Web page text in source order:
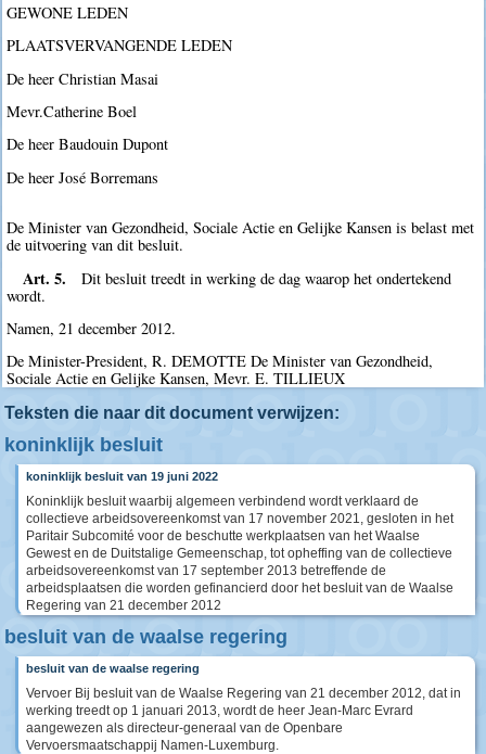
GEWONE LEDEN
PLAATSVERVANGENDE LEDEN
De heer Christian Masai
Mevr.Catherine Boel
De heer Baudouin Dupont
De heer José Borremans
De Minister van Gezondheid, Sociale Actie en Gelijke Kansen is belast met
de uitvoering van dit besluit.
Art. 5.
Dit besluit treedt in werking de dag waarop het ondertekend
wordt.
Namen, 21 december 2012.
De Minister-President, R. DEMOTTE De Minister van Gezondheid,
Sociale Actie en Gelijke Kansen, Mevr. E. TILLIEUX
Teksten die naar dit document verwijzen:
koninklijk besluit
koninklijk besluit van 19 juni 2022
Koninklijk besluit waarbij algemeen verbindend wordt verklaard de
collectieve arbeidsovereenkomst van 17 november 2021, gesloten in het
Paritair Subcomité voor de beschutte werkplaatsen van het Waalse
Gewest en de Duitstalige Gemeenschap, tot opheffing van de collectieve
arbeidsovereenkomst van 17 september 2013 betreffende de
arbeidsplaatsen die worden gefinancierd door het besluit van de Waalse
Regering van 21 december 2012
besluit van de waalse regering
besluit van de waalse regering
Vervoer Bij besluit van de Waalse Regering van 21 december 2012, dat in
werking treedt op 1 januari 2013, wordt de heer Jean-Marc Evrard
aangewezen als directeur-generaal van de Openbare
Vervoersmaatschappij Namen-Luxemburg.